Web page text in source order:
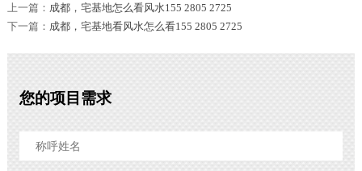
上一篇： 成都，宅基地怎么看风水155 2805 2725
下一篇： 成都，宅基地看风水怎么看155 2805 2725
您的项目需求